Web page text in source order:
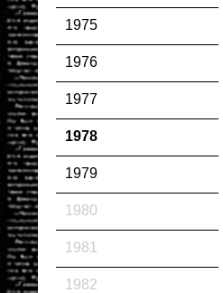
1975
1976
1977
1978
1979
1980
1981
1982